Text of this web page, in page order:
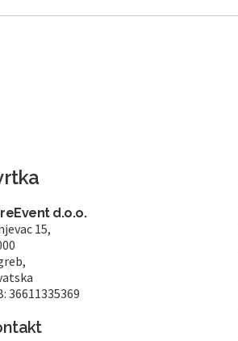
d.o.o.
15,
36611335369